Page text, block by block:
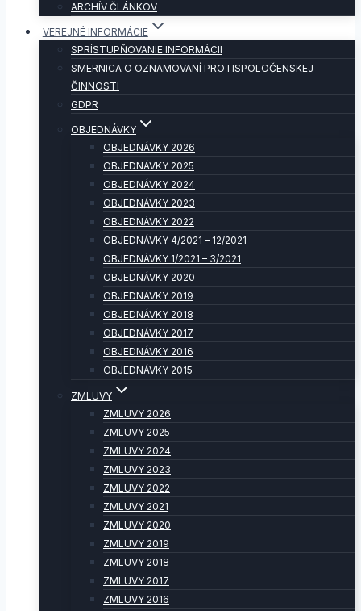
ARCHÍV ČLÁNKOV
VEREJNÉ INFORMÁCIE
SPRÍSTUPŇOVANIE INFORMÁCII
SMERNICA O OZNAMOVANÍ PROTISPOLOČENSKEJ
ČINNOSTI
GDPR
OBJEDNÁVKY
OBJEDNÁVKY 2026
OBJEDNÁVKY 2025
OBJEDNÁVKY 2024
OBJEDNÁVKY 2023
OBJEDNÁVKY 2022
OBJEDNÁVKY 4/2021 – 12/2021
OBJEDNÁVKY 1/2021 – 3/2021
OBJEDNÁVKY 2020
OBJEDNÁVKY 2019
OBJEDNÁVKY 2018
OBJEDNÁVKY 2017
OBJEDNÁVKY 2016
OBJEDNÁVKY 2015
ZMLUVY
ZMLUVY 2026
ZMLUVY 2025
ZMLUVY 2024
ZMLUVY 2023
ZMLUVY 2022
ZMLUVY 2021
ZMLUVY 2020
ZMLUVY 2019
ZMLUVY 2018
ZMLUVY 2017
ZMLUVY 2016